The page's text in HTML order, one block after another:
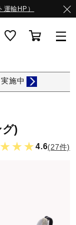
輸HP）
施中
グ)
4.6(27件)